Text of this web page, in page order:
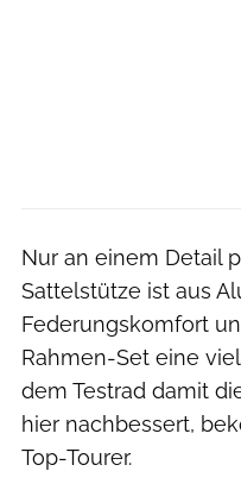
Nur an einem Detail
Sattelstütze ist aus
Federungskomfort
Rahmen-Set eine
dem Testrad damit
hier nachbessert,
Top-Tourer.